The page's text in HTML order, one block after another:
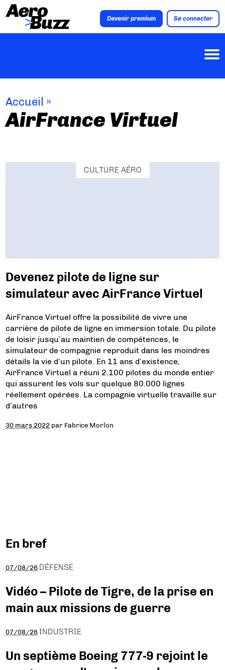
Devenir premium Se connecter
Accueil »
AirFrance Virtuel
CULTURE AÉRO
Devenez pilote de ligne sur
simulateur avec AirFrance Virtuel
AirFrance Virtuel offre la possibilité de vivre une
carrière de pilote de ligne en immersion totale. Du pilote
de loisir jusqu’au maintien de compétences, le
simulateur de compagnie reproduit dans les moindres
détails la vie d’un pilote. En 11 ans d’existence,
AirFrance Virtuel a réuni 2.100 pilotes du monde entier
qui assurent les vols sur quelque 80.000 lignes
réellement opérées. La compagnie virtuelle travaille sur
d’autres
30 mars 2022 par Fabrice Morlon
En bref
07/08/26 DÉFENSE
Vidéo – Pilote de Tigre, de la prise en
main aux missions de guerre
07/08/26 INDUSTRIE
Un septième Boeing 777-9 rejoint le